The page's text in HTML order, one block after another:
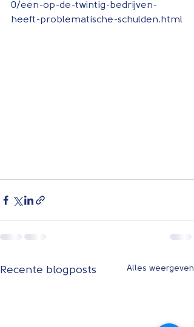
0/een-op-de-twintig-bedrijven-
heeft-problematische-schulden.html
Recente blogposts Alles weergeven